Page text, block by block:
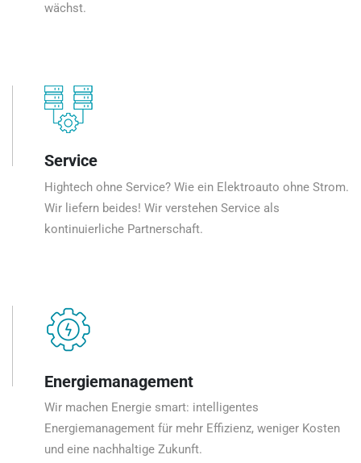
wächst.
Service
Hightech ohne Service? Wie ein Elektroauto ohne Strom.
Wir liefern beides! Wir verstehen Service als
kontinuierliche Partnerschaft.
Energiemanagement
Wir machen Energie smart: intelligentes
Energiemanagement für mehr Effizienz, weniger Kosten
und eine nachhaltige Zukunft.